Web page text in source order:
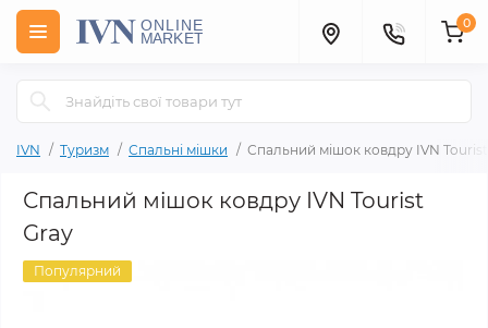
0
IVN Туризм Спальні мішки Спальний мішок ковдру IVN
Спальний мішок ковдру IVN Tourist
Gray
Популярний